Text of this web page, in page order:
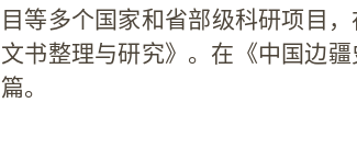
目等多个国家和省部级科研项目
文书整理与研究》。在《中国边
篇。